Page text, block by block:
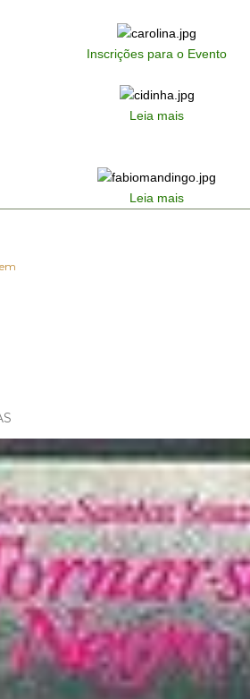
Inscrições para o Evento
Leia mais
Leia mais